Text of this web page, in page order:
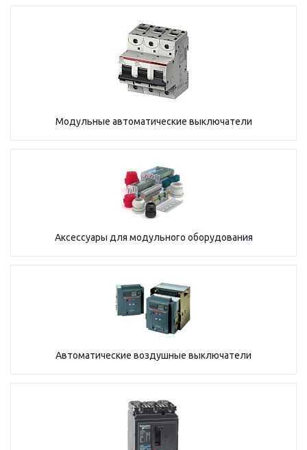
Модульные автоматические выключатели
Аксессуары для модульного оборудования
Автоматические воздушные выключатели